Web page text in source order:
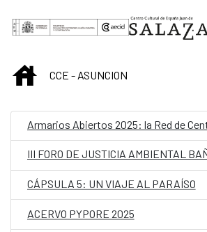
Saltar al contenido principal
INICIOCCE - ASUNCION
III FORO DE JUSTICIA AMBIENTAL
CÁPSULA 5: UN VIAJE AL PARAÍSO
ACERVO PYPORE 2025